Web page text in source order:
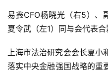
易鑫CFO杨晓光（右5）、
夏令武（左1）同与会代表合
上海市法治研究会会长夏小
落实中央金融强国战略的重